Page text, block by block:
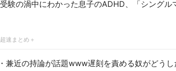
験の渦中にわかった息子のADHD、「シングル
速まとめ＋
兼近の持論が話題www遅刻を責める奴がどうし